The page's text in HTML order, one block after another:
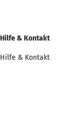
Hilfe & Kontakt
Hilfe & Kontakt